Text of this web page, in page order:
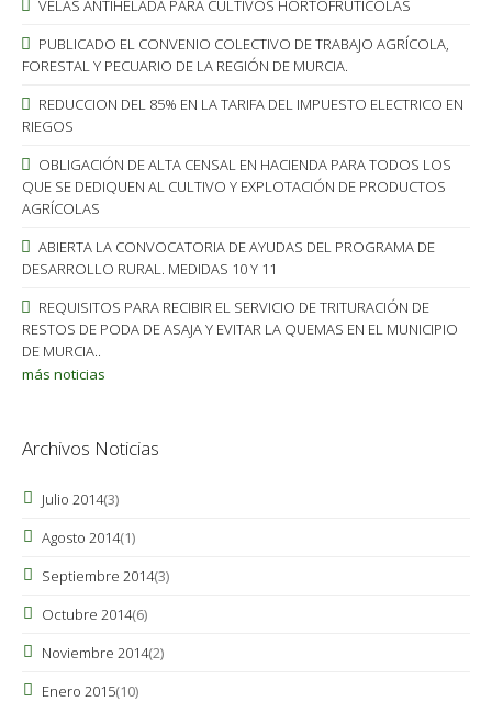
VELAS ANTIHELADA PARA CULTIVOS HORTOFRUTICOLAS
PUBLICADO EL CONVENIO COLECTIVO DE TRABAJO AGRÍCOLA,
FORESTAL Y PECUARIO DE LA REGIÓN DE MURCIA.
REDUCCION DEL 85% EN LA TARIFA DEL IMPUESTO ELECTRICO EN
RIEGOS
OBLIGACIÓN DE ALTA CENSAL EN HACIENDA PARA TODOS LOS
QUE SE DEDIQUEN AL CULTIVO Y EXPLOTACIÓN DE PRODUCTOS
AGRÍCOLAS
ABIERTA LA CONVOCATORIA DE AYUDAS DEL PROGRAMA DE
DESARROLLO RURAL. MEDIDAS 10 Y 11
REQUISITOS PARA RECIBIR EL SERVICIO DE TRITURACIÓN DE
RESTOS DE PODA DE ASAJA Y EVITAR LA QUEMAS EN EL MUNICIPIO
DE MURCIA..
más noticias
Archivos Noticias
Julio 2014(3)
Agosto 2014(1)
Septiembre 2014(3)
Octubre 2014(6)
Noviembre 2014(2)
Enero 2015(10)